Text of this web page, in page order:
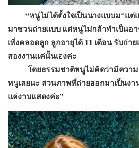
“หนูไม่ได้ตั้งใจเป็นนางแบบมาแต่
มาชวนถ่ายแบบ แต่หนูไม่กล้าทำเป็นอ
เพิ่งคลอดลูก ลูกอายุได้ 11 เดือน รับถ่า
สองงานแค่นั้นเองค่ะ
โดยธรรมชาติหนูไม่คิดว่ามีความ
หนูเลยนะ ส่วนภาพที่ถ่ายออกมาเป็นงา
แค่งานแสดงค่ะ”